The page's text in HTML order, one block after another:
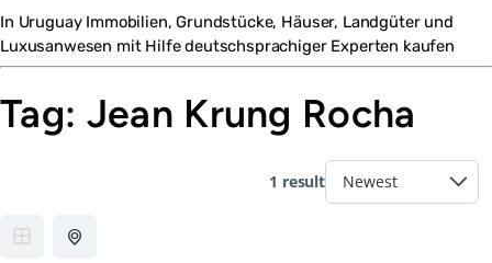
In Uruguay Immobilien, Grundstücke, Häuser, Landgüter und
Luxusanwesen mit Hilfe deutschsprachiger Experten kaufen
Tag: Jean Krung Rocha
1 result